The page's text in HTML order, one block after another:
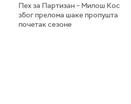
Пех за Партизан – Милош Кос
због прелома шаке пропушта
почетак сезоне